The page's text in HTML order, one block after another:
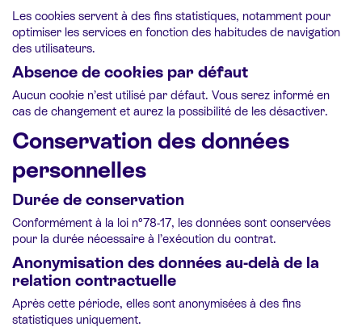
Les cookies servent à des fins statistiques, notamment pour
optimiser les services en fonction des habitudes de navigation
des utilisateurs.
Absence de cookies par défaut
Aucun cookie n’est utilisé par défaut. Vous serez informé en
cas de changement et aurez la possibilité de les désactiver.
Conservation des données
personnelles
Durée de conservation
Conformément à la loi n°78-17, les données sont conservées
pour la durée nécessaire à l’exécution du contrat.
Anonymisation des données au-delà de la
relation contractuelle
Après cette période, elles sont anonymisées à des fins
statistiques uniquement.